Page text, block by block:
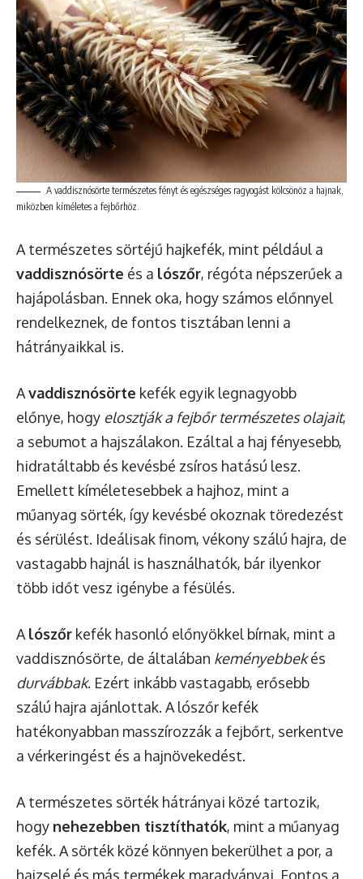
A vaddisznósörte természetes fényt és egészséges ragyogást kölcsönöz a hajnak,
miközben kíméletes a fejbőrhöz.
A természetes sörtéjű hajkefék, mint például a
vaddisznósörte és a lószőr, régóta népszerűek a
hajápolásban. Ennek oka, hogy számos előnnyel
rendelkeznek, de fontos tisztában lenni a
hátrányaikkal is.
Avaddisznósörte kefék egyik legnagyobb
előnye, hogy elosztják a fejbőr természetes olajait,
a sebumot a hajszálakon. Ezáltal a haj fényesebb,
hidratáltabb és kevésbé zsíros hatású lesz.
Emellett kíméletesebbek a hajhoz, mint a
műanyag sörték, így kevésbé okoznak töredezést
és sérülést. Ideálisak finom, vékony szálú hajra, de
vastagabb hajnál is használhatók, bár ilyenkor
több időt vesz igénybe a fésülés.
A lószőr kefék hasonló előnyökkel bírnak, mint a
vaddisznósörte, de általában keményebbekés
durvábbak. Ezért inkább vastagabb, erősebb
szálú hajra ajánlottak. A lószőr kefék
hatékonyabban masszírozzák a fejbőrt, serkentve
a vérkeringést és a hajnövekedést.
A természetes sörték hátrányai közé tartozik,
hogy nehezebben tisztíthatók, mint a műanyag
kefék. A sörték közé könnyen bekerülhet a por, a
hajzselé és más termékek maradványai. Fontos a